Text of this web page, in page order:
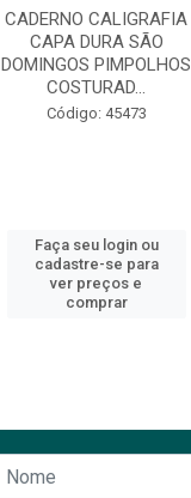
CADERNO CALIGRAFIA
CAPA DURA SÃO
DOMINGOS PIMPOLHOS
COSTURAD...
Código: 45473
Faça seu login ou
cadastre-se para
ver preços e
comprar